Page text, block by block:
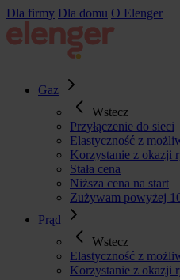
Przejdź
do
treści
Dla firmy Dla domu O Elenger
Gaz
Wstecz
Przyłączenie do sieci
Elastyczność z
Korzystanie z okazji
Stała cena
Niższa cena na start
Zużywam powyżej
Prąd
Wstecz
Elastyczność z
Korzystanie z okazji